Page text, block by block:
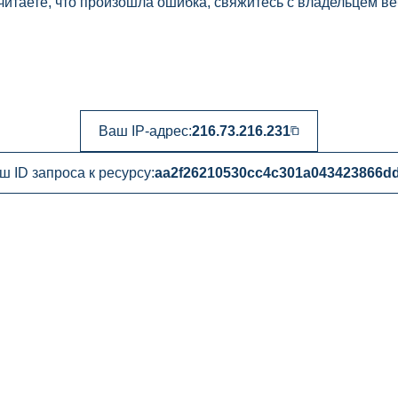
Ваш IP-адрес:216.73.216.231
ID запроса к ресурсу: